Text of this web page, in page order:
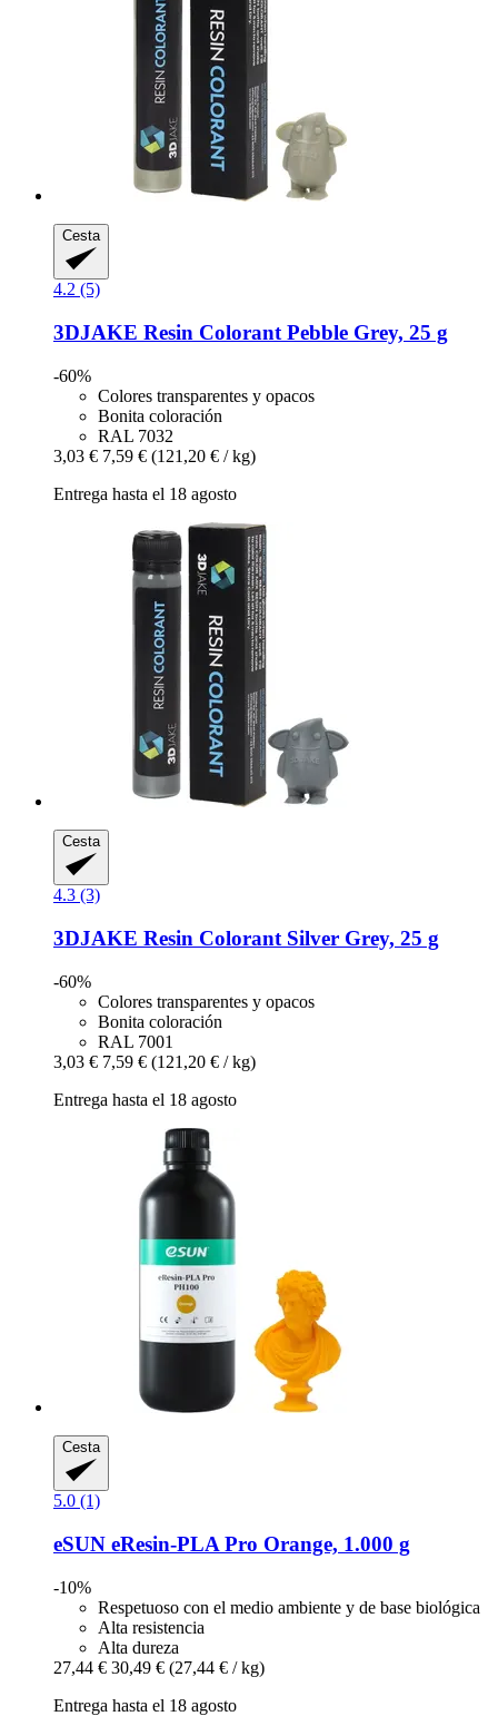
Cesta
4.2 (5)
3DJAKE Resin Colorant Pebble Grey, 25 g
-60%
Colores transparentes y opacos
Bonita coloración
RAL 7032
3,03 € 7,59 € (121,20 € / kg)
Entrega hasta el 18 agosto
Cesta
4.3 (3)
3DJAKE Resin Colorant Silver Grey, 25 g
-60%
Colores transparentes y opacos
Bonita coloración
RAL 7001
3,03 € 7,59 € (121,20 € / kg)
Entrega hasta el 18 agosto
Cesta
5.0 (1)
eSUN eResin-​PLA Pro Orange, 1.000 g
-10%
Respetuoso con el medio ambiente y de base biológica
Alta resistencia
Alta dureza
27,44 € 30,49 € (27,44 € / kg)
Entrega hasta el 18 agosto